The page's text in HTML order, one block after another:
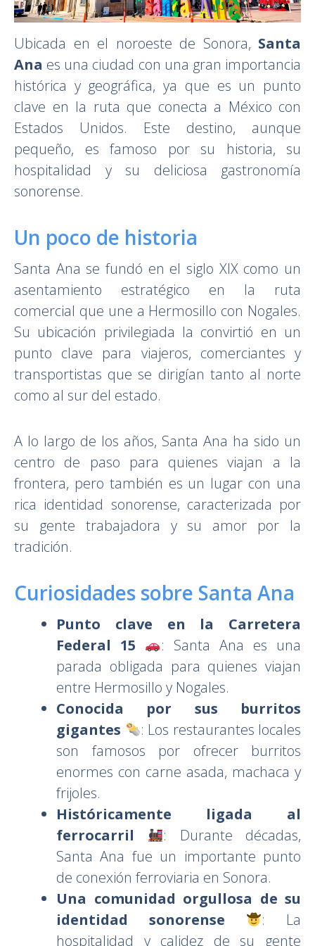
Ubicada en el noroeste de Sonora, Santa
Ana es una ciudad con una gran importancia
histórica y geográfica, ya que es un punto
clave en la ruta que conecta a México con
Estados Unidos. Este destino, aunque
pequeño, es famoso por su historia, su
hospitalidad y su deliciosa gastronomía
sonorense.
Un poco de historia
Santa Ana se fundó en el siglo XIX como un
asentamiento estratégico en la ruta
comercial que une a Hermosillo con Nogales.
Su ubicación privilegiada la convirtió en un
punto clave para viajeros, comerciantes y
transportistas que se dirigían tanto al norte
como al sur del estado.
A lo largo de los años, Santa Ana ha sido un
centro de paso para quienes viajan a la
frontera, pero también es un lugar con una
rica identidad sonorense, caracterizada por
su gente trabajadora y su amor por la
tradición.
Curiosidades sobre Santa Ana
Punto clave en la Carretera
Federal 15
: Santa Ana es una
parada obligada para quienes viajan
entre Hermosillo y Nogales.
Conocida por sus burritos
gigantes
: Los restaurantes locales
son famosos por ofrecer burritos
enormes con carne asada, machaca y
frijoles.
Históricamente ligada al
ferrocarril
: Durante décadas,
Santa Ana fue un importante punto
de conexión ferroviaria en Sonora.
Una comunidad orgullosa de su
identidad sonorense
: La
hospitalidad y calidez de su gente